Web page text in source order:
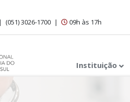
| (051) 3026-1700 | 09h às 17h
Instituição